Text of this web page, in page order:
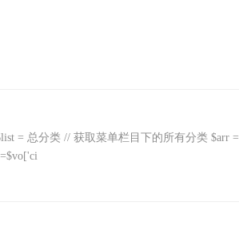
= 总分类 // 获取菜单栏目下的所有分类 $arr =